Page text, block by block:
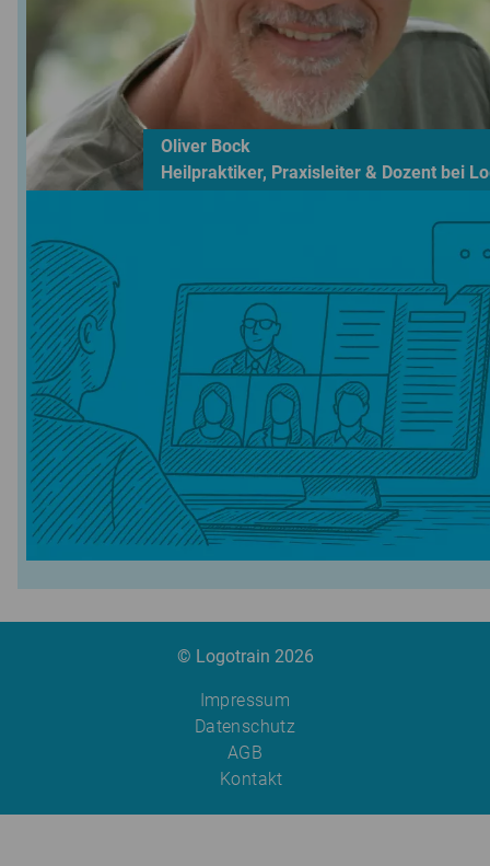
Oliver Bock
Heilpraktiker, Praxisleiter & Dozent bei
© Logotrain 2026
Impressum
Datenschutz
AGB
Kontakt